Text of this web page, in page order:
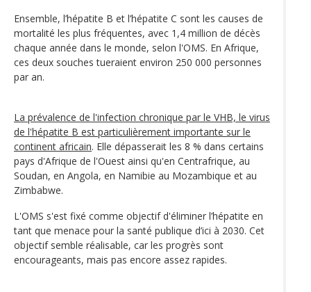
Ensemble, l’hépatite B et l’hépatite C sont les causes de
mortalité les plus fréquentes, avec 1,4 million de décès
chaque année dans le monde, selon l'OMS. En Afrique,
ces deux souches tueraient environ 250 000 personnes
par an.
La prévalence de l'infection chronique par le VHB, le virus
de l'hépatite B est particulièrement importante sur le
continent africain. Elle dépasserait les 8 % dans certains
pays d'Afrique de l'Ouest ainsi qu'en Centrafrique, au
Soudan, en Angola, en Namibie au Mozambique et au
Zimbabwe.
L'OMS s'est fixé comme objectif d'éliminer l’hépatite en
tant que menace pour la santé publique d’ici à 2030. Cet
objectif semble réalisable, car les progrès sont
encourageants, mais pas encore assez rapides.